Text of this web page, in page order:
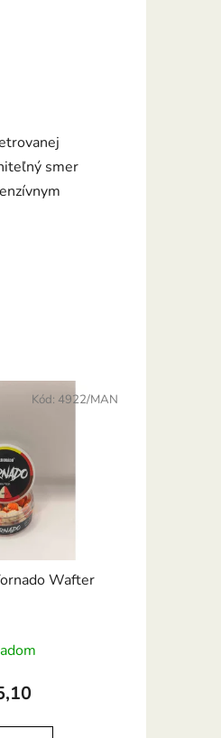
smer
Wafter
Kód: 4922/MAN